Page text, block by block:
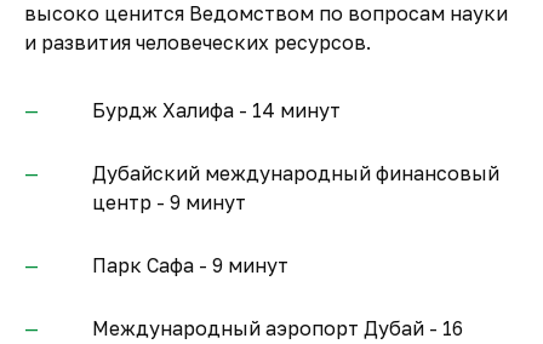
высоко ценится Ведомством по вопросам науки
и развития человеческих ресурсов.
Бурдж Халифа - 14 минут
Дубайский международный финансовый
центр - 9 минут
Парк Сафа - 9 минут
Международный аэропорт Дубай - 16